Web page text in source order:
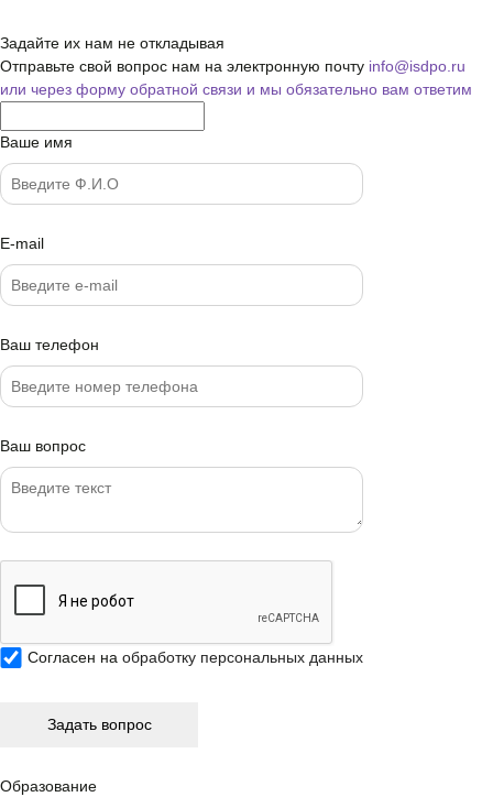
Задайте их нам не откладывая
Отправьте свой вопрос нам на электронную почту info@isdpo.ru
или через форму обратной связи и мы обязательно вам ответим
Ваше имя
E-mail
Ваш телефон
Ваш вопрос
Согласен на обработку персональных данных
Образование